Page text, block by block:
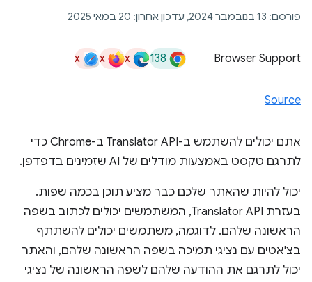
פורסם: 13 בנובמבר 2024, עדכון אחרון: 20 במאי 2025
Browser Support
138
x
x
x
Source
אתם יכולים להשתמש ב-Translator API ב-Chrome כדי
לתרגם טקסט באמצעות מודלים של AI שזמינים בדפדפן.
יכול להיות שהאתר שלכם כבר מציע תוכן בכמה שפות.
בעזרת Translator API, המשתמשים יכולים לכתוב בשפה
הראשונה שלהם. לדוגמה, משתמשים יכולים להשתתף
בצ'אטים עם נציגי תמיכה בשפה הראשונה שלהם, והאתר
יכול לתרגם את ההודעה שלהם לשפה הראשונה של נציגי